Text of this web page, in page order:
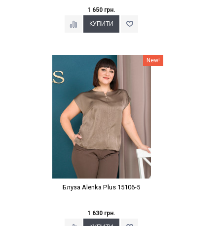
1 650 грн.
Наклейки Варіант з % New!
Блуза Alenka Plus 15106-5
1 630 грн.